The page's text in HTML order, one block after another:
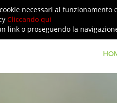
necessari al
Cliccando qui
link o proseguendo la